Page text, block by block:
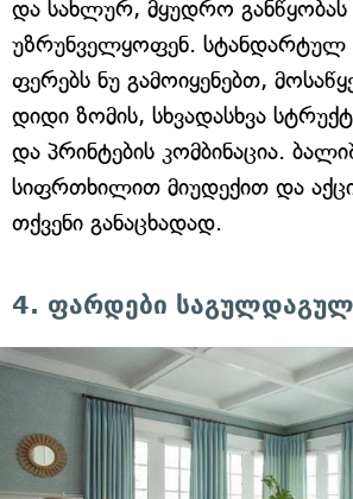
და სახლურ, მყუდრო განწყობას
უზრუნველყოფენ. სტანდარტულ
ფერებს ნუ გამოიყენებთ,
დიდი ზომის, სხვადასხვა
და პრინტების კომბინაცია.
სიფრთხილით მიუდექით და
თქვენი განაცხადად.
4. ფარდები